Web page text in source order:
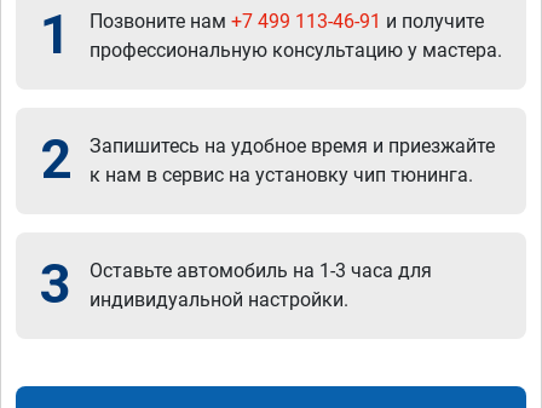
1 Позвоните нам +7 499 113-46-91 и получите
профессиональную консультацию у мастера.
2
Запишитесь на удобное время и приезжайте
к нам в сервис на установку чип тюнинга.
3
Оставьте автомобиль на 1-3 часа для
индивидуальной настройки.